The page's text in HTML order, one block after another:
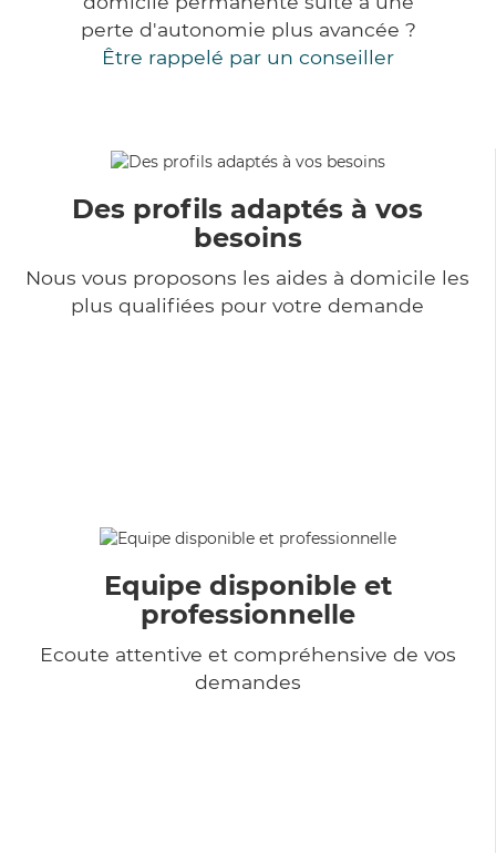
perte d'autonomie plus avancée ?
Être rappelé par un conseiller
Des profils adaptés à vos
besoins
Nous vous proposons les aides à domicile les
plus qualifiées pour votre demande
Equipe disponible et
professionnelle
Ecoute attentive et compréhensive de vos
demandes